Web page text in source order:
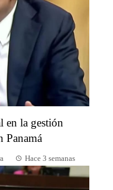
en la gestión
Panamá
Hace 3 semanas